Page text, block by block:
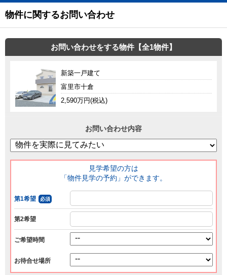
物件に関するお問い合わせ
お問い合わせをする物件【全1物件】
新築一戸建て
富里市十倉
2,590万円(税込)
お問い合わせ内容
見学希望の方は
「物件見学の予約」ができます。
第1希望 必須
第2希望
ご希望時間
お待合せ場所